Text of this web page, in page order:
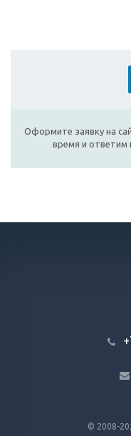
Оформите заявку на
время и ответим
© 2008-